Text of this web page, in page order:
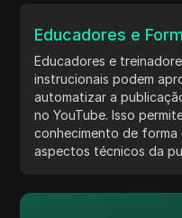
Educadores e
Educadores e
instrucionais podem
automatizar a
no YouTube. Isso
conhecimento de forma
aspectos técnicos da